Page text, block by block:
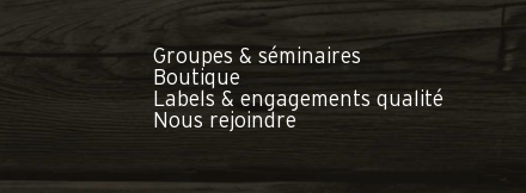
Groupes & séminaires
Boutique
Labels & engagements qualité
Nous rejoindre